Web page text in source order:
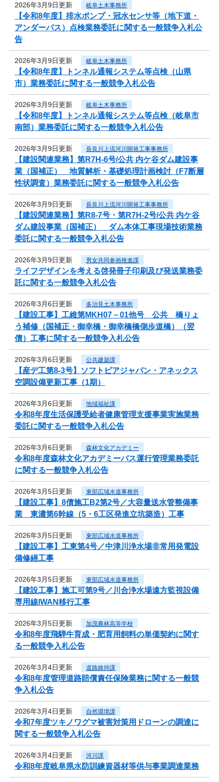
2026年3月9日更新 岐阜土木事務所
【令和8年度】排水ポンプ・冠水センサ等（地下道・
アンダーパス）点検業務委託に関する一般競争入札公
告
2026年3月9日更新 岐阜土木事務所
【令和8年度】トンネル通報システム等点検（山県
市）業務委託に関する一般競争入札公告
2026年3月9日更新 岐阜土木事務所
【令和8年度】トンネル通報システム等点検（岐阜市
南部）業務委託に関する一般競争入札公告
2026年3月9日更新 長良川上流河川開発工事事務所
【建設関連業務】第R7H-6号/公共 内ケ谷ダム建設事
業（国補正） 地質解析・基礎処理計画検討（F7断層
性状調査）業務委託に関する一般競争入札公告
2026年3月9日更新 長良川上流河川開発工事事務所
【建設関連業務】第R8-7号・第R7H-2号/公共 内ケ谷
ダム建設事業（国補正） ダム本体工事現場技術業務
委託に関する一般競争入札公告
2026年3月9日更新 男女共同参画推進課
ライフデザインを考える啓発冊子印刷及び発送業務委
託に関する一般競争入札公告
2026年3月6日更新 多治見土木事務所
【建設工事】工維第MKH07－01他号 公共 橋りょ
う補修（国補正・御幸橋・御幸橋橋側歩道橋）（翌
債）工事に関する一般競争入札公告
2026年3月6日更新 公共建築課
【産デ工第8-3号】ソフトピアジャパン・アネックス
空調設備更新工事（1期）
2026年3月6日更新 地域福祉課
令和8年度生活保護受給者健康管理支援事業実施業務
委託に関する一般競争入札公告
2026年3月6日更新 森林文化アカデミー
令和8年度森林文化アカデミーバス運行管理業務委託
に関する一般競争入札公告
2026年3月5日更新 東部広域水道事務所
【建設工事】8債施工B2第2号／大容量送水管整備事
業 東濃第6幹線（5・6工区発進立坑築造）工事
2026年3月5日更新 東部広域水道事務所
【建設工事】工東第4号／中津川浄水場非常用発電設
備修繕工事
2026年3月5日更新 東部広域水道事務所
【建設工事】施工可第9号／川合浄水場遠方監視設備
専用線IWAN移行工事
2026年3月5日更新 加茂農林高等学校
令和8年度飛騨牛育成・肥育用飼料の単価契約に関す
る一般競争入札公告
2026年3月4日更新 道路維持課
令和8年度管理道路賠償責任保険業務に関する一般競
争入札公告
2026年3月4日更新 自然環境課
令和7年度ツキノワグマ被害対策用ドローンの調達に
関する一般競争入札公告
2026年3月4日更新 河川課
令和8年度岐阜県水防訓練資器材等供与事業調達業務